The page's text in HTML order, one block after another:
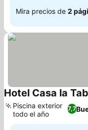
Mira precios de 2
Hotel Casa la
7,7
Piscina exterior
todo el año